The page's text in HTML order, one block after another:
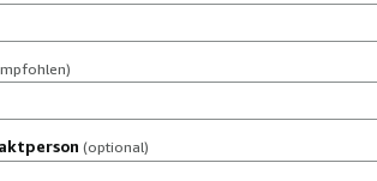
(optional)